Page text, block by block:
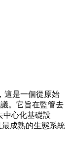
這是一個從原始
。它旨在監管去
中心化基礎設
成熟的生態系統